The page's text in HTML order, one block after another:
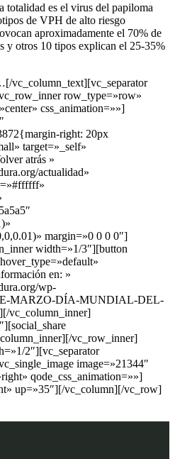
totalidad es el virus del papiloma
de VPH de alto riesgo
aproximadamente el 70% de
y otros 10 tipos explican el 25-35%
vc_column_text][vc_separator
row_type=»row»
css_animation=»»]
right: 20px
target=»_self»
atrás »
actualidad»
margin=»0 0 0 0″]
width=»1/3″][button
en: »
wp-
MARZO-DÍA-MUNDIAL-DEL-
vc_column_inner]
vc_row_inner]
2″][vc_separator
image=»21344″
qode_css_animation=»»]
up=»35″][/vc_column][/vc_row]